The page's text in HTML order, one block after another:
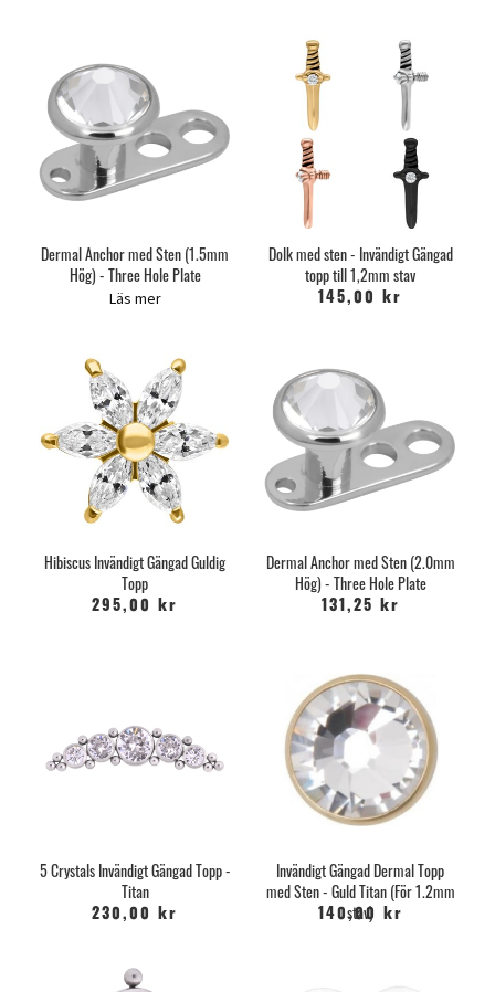
Dermal Anchor med Sten (1.5mm
Hög) - Three Hole Plate
Läs mer
Dolk med sten - Invändigt Gängad
topp till 1,2mm stav
145,00 kr
Hibiscus Invändigt Gängad Guldig
Topp
295,00 kr
Dermal Anchor med Sten (2.0mm
Hög) - Three Hole Plate
131,25 kr
5 Crystals Invändigt Gängad Topp -
Titan
230,00 kr
Invändigt Gängad Dermal Topp
med Sten - Guld Titan (För 1.2mm
stav)
140,00 kr